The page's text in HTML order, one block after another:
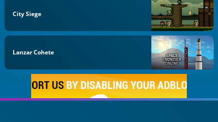
City Siege
Lanzar Cohete